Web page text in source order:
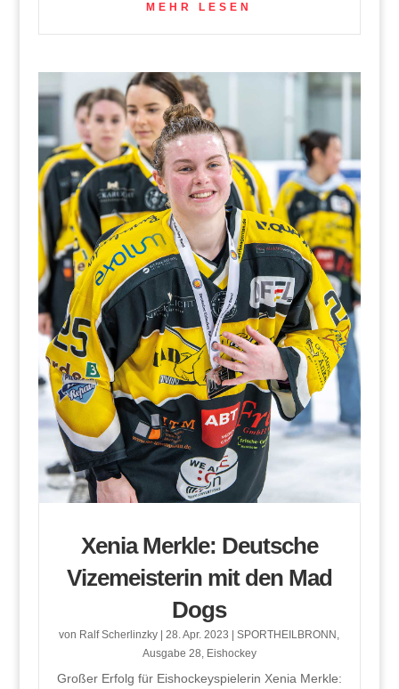
MEHR LESEN
Xenia Merkle: Deutsche
Vizemeisterin mit den Mad
Dogs
von Ralf Scherlinzky |28. Apr. 2023 |SPORTHEILBRONN,
Ausgabe 28, Eishockey
Großer Erfolg für Eishockeyspielerin Xenia Merkle: